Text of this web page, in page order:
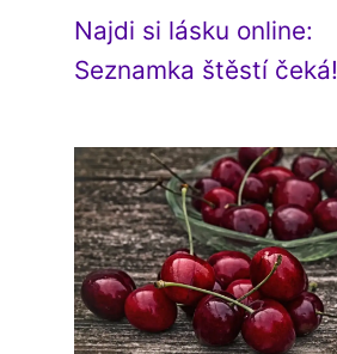
Najdi si lásku online:
Seznamka štěstí čeká!